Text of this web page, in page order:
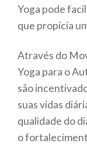
Yoga pode
que propicia
Através do
Yoga para o
são
suas vidas
qualidade do
o